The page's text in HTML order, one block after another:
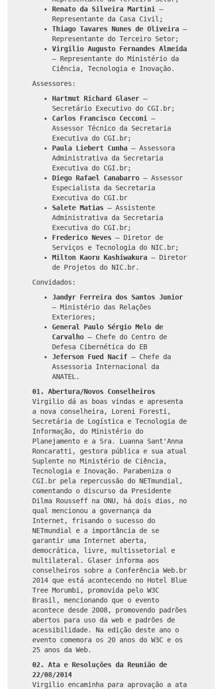
Renato da Silveira Martini
–
Representante da Casa Civil;
Thiago Tavares Nunes de Oliveira –
Representante do Terceiro Setor;
Virgilio Augusto Fernandes Almeida
– Representante do Ministério da
Ciência, Tecnologia e Inovação.
Assessores:
Hartmut Richard Glaser –
Secretário Executivo do CGI.br;
Carlos Francisco Cecconi
–
Assessor Técnico da Secretaria
Executiva do CGI.br;
Paula Liebert Cunha – Assessora
Administrativa da Secretaria
Executiva do CGI.br;
Diego Rafael Canabarro – Assessor
Especialista da Secretaria
Executiva do CGI.br
Salete Matias – Assistente
Administrativa da Secretaria
Executiva do CGI.br;
Frederico Neves – Diretor de
Serviços e Tecnologia do NIC.br;
Milton Kaoru Kashiwakura – Diretor
de Projetos do NIC.br.
Convidados:
Jandyr Ferreira dos Santos Junior
– Ministério das Relações
Exteriores;
General Paulo Sérgio Melo de
Carvalho – Chefe do Centro de
Defesa Cibernética do EB
Jeferson Fued Nacif – Chefe da
Assessoria Internacional da
ANATEL.
01. Abertura/Novos Conselheiros
Virgilio dá as boas vindas e apresenta
a nova conselheira, Loreni Foresti,
Secretária de Logística e Tecnologia de
Informação, do Ministério do
Planejamento e a Sra. Luanna Sant'Anna
Roncaratti, gestora pública e sua atual
Suplente no Ministério de Ciência,
Tecnologia e Inovação. Parabeniza o
CGI.br pela repercussão do NETmundial,
comentando o discurso da Presidente
Dilma Rousseff na ONU, há dois dias, no
qual mencionou a governança da
Internet, frisando o sucesso do
NETmundial e a importância de se
garantir uma Internet aberta,
democrática, livre, multissetorial e
multilateral. Glaser informa aos
conselheiros sobre a Conferência Web.br
2014 que está acontecendo no Hotel Blue
Tree Morumbi, promovida pelo W3C
Brasil, mencionando que o evento
acontece desde 2008, promovendo padrões
abertos para uso da web e padrões de
acessibilidade. Na edição deste ano o
evento comemora os 20 anos do W3C e os
25 anos da Web.
02. Ata e Resoluções da Reunião de
22/08/2014
Virgilio encaminha para aprovação a ata